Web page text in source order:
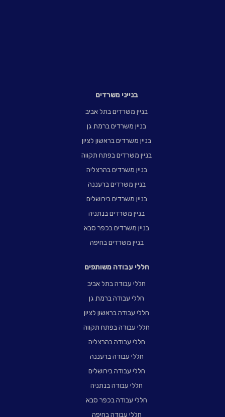
בנייני משרדים
בניין משרדים בתל אביב
בניין משרדים ברמת גן
בניין משרדים בראשון לציון
בניין משרדים בפתח תקווה
בניין משרדים בהרצליה
בניין משרדים ברעננה
בניין משרדים בירושלים
בניין משרדים בנתניה
בניין משרדים בכפר סבא
בניין משרדים בחיפה
חללי עבודה משותפים
חללי עבודה בתל אביב
חללי עבודה ברמת גן
חללי עבודה בראשון לציון
חללי עבודה בפתח תקווה
חללי עבודה בהרצליה
חללי עבודה ברעננה
חללי עבודה בירושלים
חללי עבודה בנתניה
חללי עבודה בכפר סבא
חללי עבודה בחיפה